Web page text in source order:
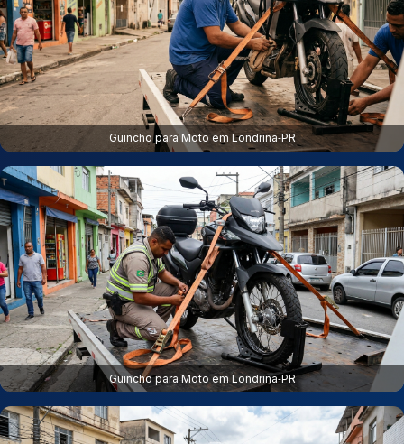
Guincho para Moto em Londrina‑PR
Guincho para Moto em Londrina‑PR